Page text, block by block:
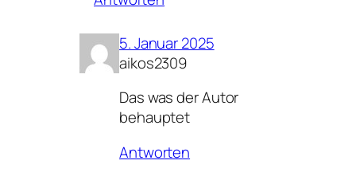
5. Januar 2025
aikos2309
Das was der Autor
behauptet
Antworten